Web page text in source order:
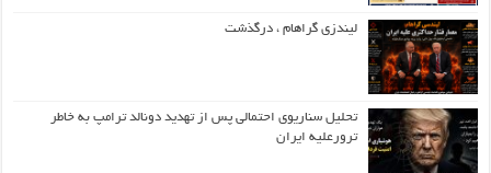
لیندزی گراهام ، درگذشت
تحلیل سناریوی احتمالی پس از تهدید دونالد ترامپ به خاطر
ترورعلیه ایران